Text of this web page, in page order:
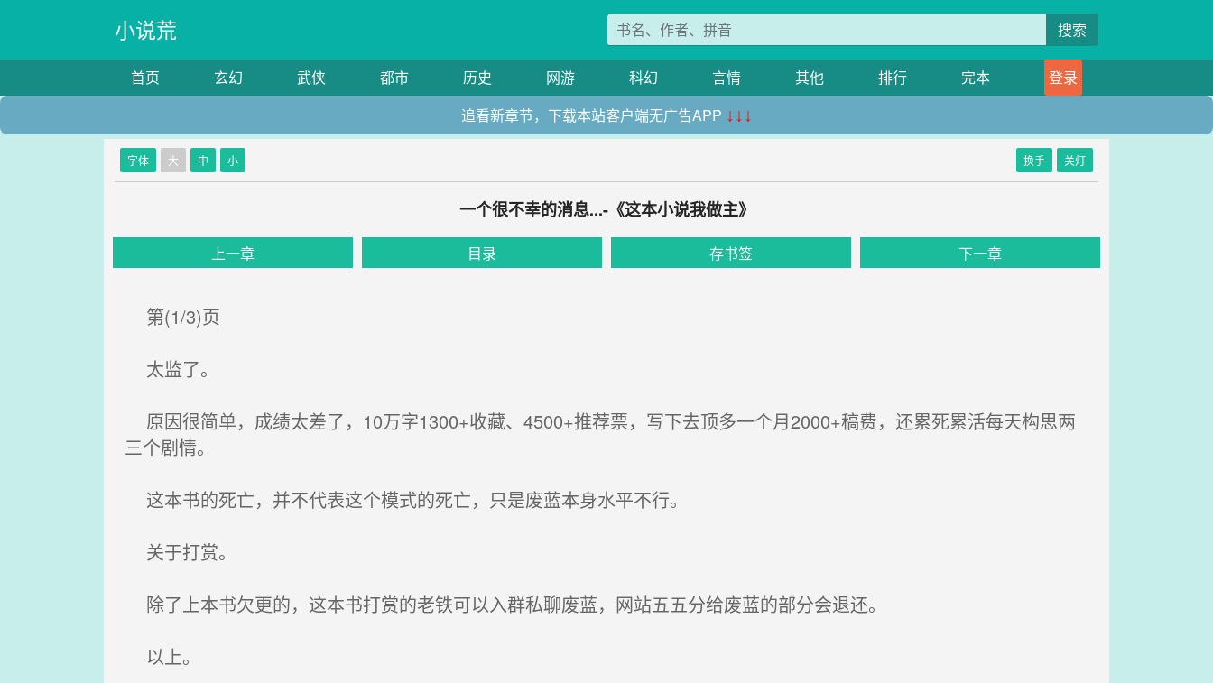
小说荒 搜索
首页 玄幻 武侠 都市 历史 网游 科幻 言情 其他 排行 完本
登录
追看新章节，下载本站客户端无广告APP ↓↓↓
字体 大 中 小 换手 关灯
一个很不幸的消息...-《这本小说我做主》
上一章 目录 存书签 下一章
第(1/3)页
太监了。
原因很简单，成绩太差了，10万字1300+收藏、4500+推荐票，写下去顶多一个月2000+稿费，还累死累活每天构思两
三个剧情。
这本书的死亡，并不代表这个模式的死亡，只是废蓝本身水平不行。
关于打赏。
除了上本书欠更的，这本书打赏的老铁可以入群私聊废蓝，网站五五分给废蓝的部分会退还。
以上。